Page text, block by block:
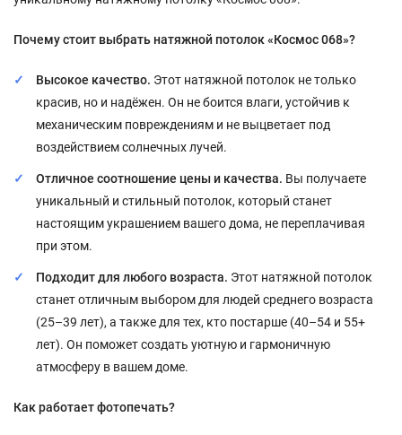
Почему стоит выбрать натяжной потолок «Космос 068»?
Высокое качество. Этот натяжной потолок не только
красив, но и надёжен. Он не боится влаги, устойчив к
механическим повреждениям и не выцветает под
воздействием солнечных лучей.
Отличное соотношение цены и качества. Вы получаете
уникальный и стильный потолок, который станет
настоящим украшением вашего дома, не переплачивая
при этом.
Подходит для любого возраста. Этот натяжной потолок
станет отличным выбором для людей среднего возраста
(25–39 лет), а также для тех, кто постарше (40–54 и 55+
лет). Он поможет создать уютную и гармоничную
атмосферу в вашем доме.
Как работает фотопечать?